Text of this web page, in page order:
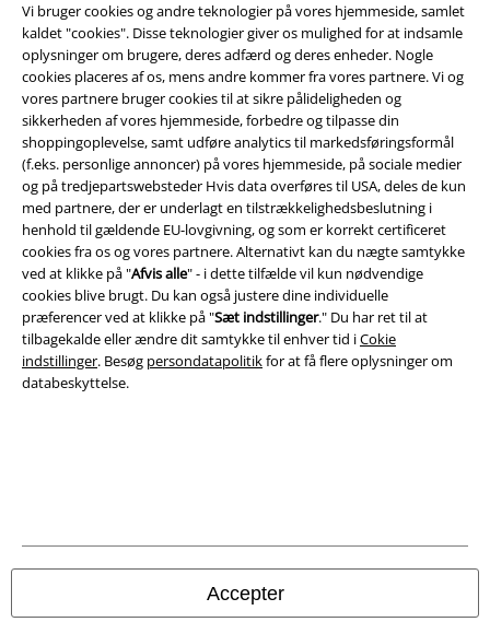
Vi bruger cookies og andre teknologier på vores hjemmeside, samlet
kaldet "cookies". Disse teknologier giver os mulighed for at indsamle
oplysninger om brugere, deres adfærd og deres enheder. Nogle
cookies placeres af os, mens andre kommer fra vores partnere. Vi og
vores partnere bruger cookies til at sikre pålideligheden og
sikkerheden af ​​vores hjemmeside, forbedre og tilpasse din
shoppingoplevelse, samt udføre analytics til markedsføringsformål
(f.eks. personlige annoncer) på vores hjemmeside, på sociale medier
og på tredjepartswebsteder Hvis data overføres til USA, deles de kun
med partnere, der er underlagt en tilstrækkelighedsbeslutning i
henhold til gældende EU-lovgivning, og som er korrekt certificeret
cookies fra os og vores partnere. Alternativt kan du nægte samtykke
ved at klikke på "Afvis alle" - i dette tilfælde vil kun nødvendige
cookies blive brugt. Du kan også justere dine individuelle
præferencer ved at klikke på "Sæt indstillinger." Du har ret til at
tilbagekalde eller ændre dit samtykke til enhver tid iCokie
indstillinger. Besøg persondatapolitikfor at få flere oplysninger om
databeskyttelse.
Accepter
Juridisk
Salgs-, medlems- & leveringsbetingelser
Om EMP Danmark
Persondatapolitik
Bortskaffelse af affald og miljøbeskyttelse
Overensstemmelseserklæring
Oplysninger om tilgængelighed